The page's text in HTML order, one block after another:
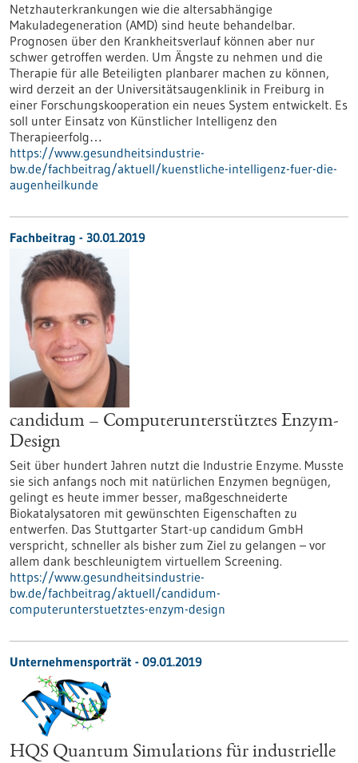
Netzhauterkrankungen wie die altersabhängige
Makuladegeneration (AMD) sind heute behandelbar.
Prognosen über den Krankheitsverlauf können aber nur
schwer getroffen werden. Um Ängste zu nehmen und die
Therapie für alle Beteiligten planbarer machen zu können,
wird derzeit an der Universitätsaugenklinik in Freiburg in
einer Forschungskooperation ein neues System entwickelt. Es
soll unter Einsatz von Künstlicher Intelligenz den
Therapieerfolg…
https://www.gesundheitsindustrie-
bw.de/fachbeitrag/aktuell/kuenstliche-intelligenz-fuer-die-
augenheilkunde
Fachbeitrag - 30.01.2019
candidum – Computerunterstütztes Enzym-
Design
Seit über hundert Jahren nutzt die Industrie Enzyme. Musste
sie sich anfangs noch mit natürlichen Enzymen begnügen,
gelingt es heute immer besser, maßgeschneiderte
Biokatalysatoren mit gewünschten Eigenschaften zu
entwerfen. Das Stuttgarter Start-up candidum GmbH
verspricht, schneller als bisher zum Ziel zu gelangen – vor
allem dank beschleunigtem virtuellem Screening.
https://www.gesundheitsindustrie-
bw.de/fachbeitrag/aktuell/candidum-
computerunterstuetztes-enzym-design
Unternehmensporträt - 09.01.2019
HQS Quantum Simulations für industrielle